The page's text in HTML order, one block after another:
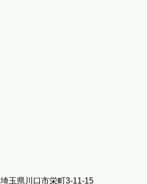
埼玉県川口市栄町3-11-15